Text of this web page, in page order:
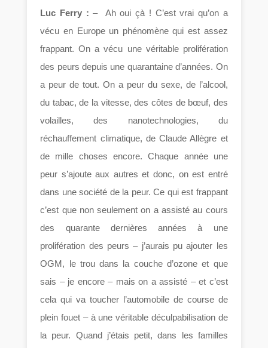
Luc Ferry : – Ah oui çà ! C’est vrai qu’on a
vécu en Europe un phénomène qui est assez
frappant. On a vécu une véritable prolifération
des peurs depuis une quarantaine d’années. On
a peur de tout. On a peur du sexe, de l’alcool,
du tabac, de la vitesse, des côtes de bœuf, des
volailles, des nanotechnologies, du
réchauffement climatique, de Claude Allègre et
de mille choses encore. Chaque année une
peur s’ajoute aux autres et donc, on est entré
dans une société de la peur. Ce qui est frappant
c’est que non seulement on a assisté au cours
des quarante dernières années à une
prolifération des peurs – j’aurais pu ajouter les
OGM, le trou dans la couche d’ozone et que
sais – je encore – mais on a assisté – et c’est
cela qui va toucher l’automobile de course de
plein fouet – à une véritable déculpabilisation de
la peur. Quand j’étais petit, dans les familles